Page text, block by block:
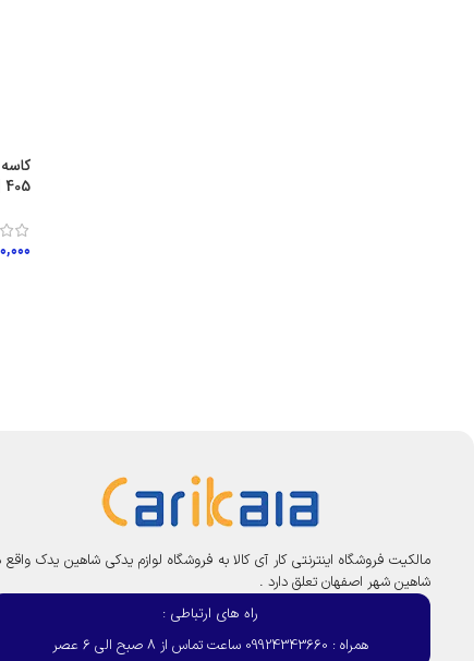
405 | ویژن ژاپن VISIUN
مالکیت فروشگاه اینترنتی کار آی کالا به فروشگاه لوازم یدکی شاهین یدک واقع
شاهین شهر اصفهان تعلق دارد .
راه های ارتباطی :
همراه : 09924343660 ساعت تماس از 8 صبح الی 6 عصر